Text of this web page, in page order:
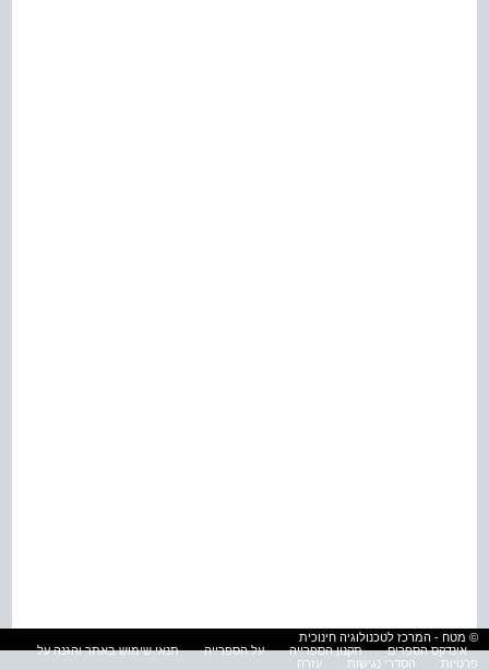
© מטח - המרכז לטכנולוגיה חינוכית
אינדקס הספרים
תקנון הספרייה על הספרייה
תנאי שימוש באתר והגנה על
פרטיות
הסדרי נגישות עזרה